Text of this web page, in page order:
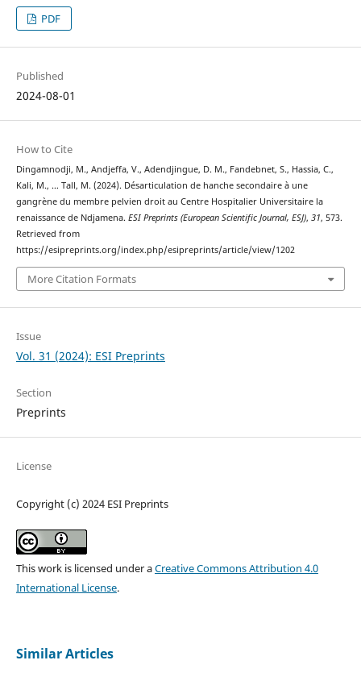
PDF
Published
2024-08-01
How to Cite
Dingamnodji, M., Andjeffa, V., Adendjingue, D. M., Fandebnet, S., Hassia, C.,
Kali, M., … Tall, M. (2024). Désarticulation de hanche secondaire à une
gangrène du membre pelvien droit au Centre Hospitalier Universitaire la
renaissance de Ndjamena. ESI Preprints (European Scientific Journal, ESJ), 31, 573.
Retrieved from
https://esipreprints.org/index.php/esipreprints/article/view/1202
More Citation Formats
Issue
Vol. 31 (2024): ESI Preprints
Section
Preprints
License
Copyright (c) 2024 ESI Preprints
This work is licensed under aCreative Commons Attribution 4.0
International License.
Similar Articles